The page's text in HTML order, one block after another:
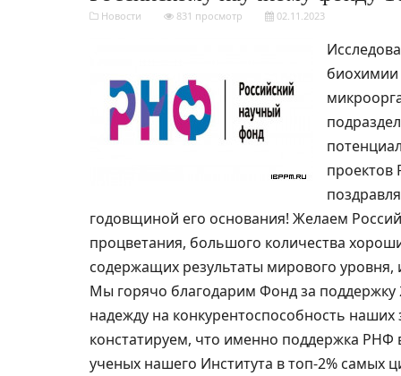
Новости 831 просмотр 02.11.2023
биохимии
проектов
годовщиной его основания! Желаем
процветания, большого количества
содержащих результаты мирового
Мы горячо благодарим Фонд за
надежду на конкурентоспособность
констатируем, что именно поддержка
ученых нашего Института в топ-2%